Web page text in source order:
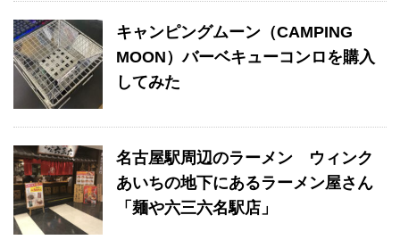
キャンピングムーン（CAMPING
MOON）バーベキューコンロを購入
してみた
名古屋駅周辺のラーメン ウィンク
あいちの地下にあるラーメン屋さん
「麺や六三六名駅店」